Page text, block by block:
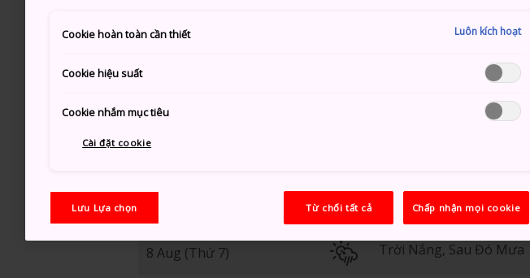
Trời Nắng
8 Aug (Thứ 7) Trời Nắng, Sau Đó Mưa
Cookie hoàn toàn cần thiết Luôn kích hoạt
Cookie hiệu suất
Cookie nhắm mục tiêu
Cài đặt cookie
Lưu Lựa chọn Từ chối tất cả Chấp nhận mọi cookie